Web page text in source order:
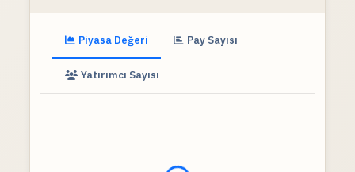
Piyasa Değeri Pay Sayısı
Yatırımcı Sayısı